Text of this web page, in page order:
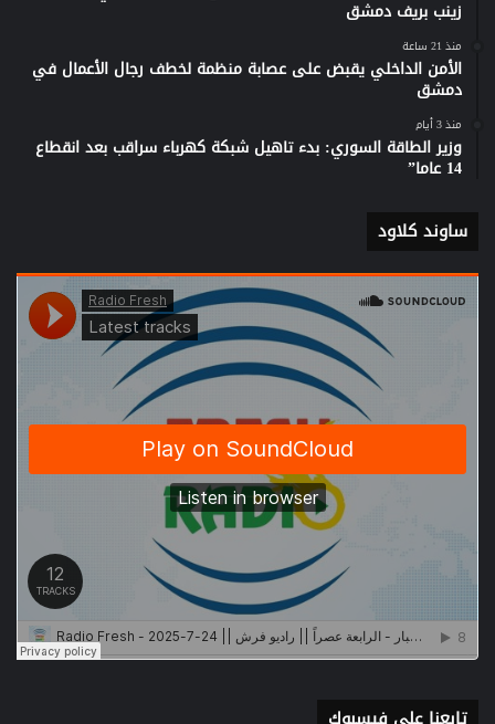
زينب بريف دمشق
منذ 21 ساعة
الأمن الداخلي يقبض على عصابة منظمة لخطف رجال الأعمال في
دمشق
منذ 3 أيام
وزير الطاقة السوري: بدء تاهيل شبكة كهرباء سراقب بعد انقطاع
14 عاما”
ساوند كلاود